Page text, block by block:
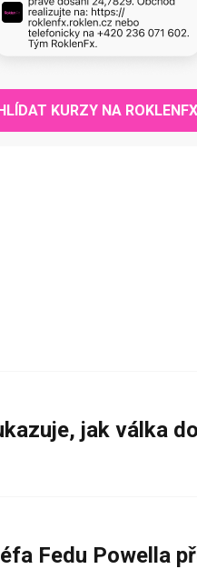
KURZY NA ROKLENFX
jak válka
Fedu Powella